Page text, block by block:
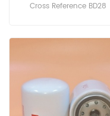
Cross Reference BD28